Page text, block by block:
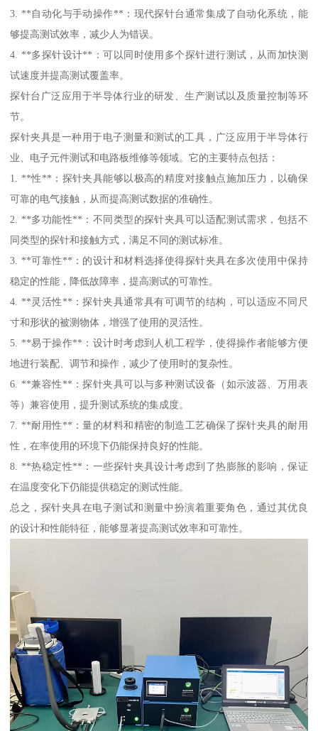
3. **自动化与手动操作**：现代探针台通常集成了自动化系统，能
够提高测试效率，减少人为错误。
4. **多探针设计**：可以同时使用多个探针进行测试，从而加快测
试速度并提高测试覆盖率。
探针台广泛应用于半导体行业的研发、生产测试以及质量控制等环
节。
探针夹具是一种用于电子测量和测试的工具，广泛应用于半导体行
业、电子元件测试和电路板维修等领域。它的主要特点包括：
1. **性**：探针夹具能够以极高的精度对接触点施加压力，以确保
可靠的电气接触，从而提高测试数据的准确性。
2. **多功能性**：不同类型的探针夹具可以适配测试需求，包括不
同类型的探针和接触方式，满足不同的测试标准。
3. **可靠性**：的设计和材料选择使得探针夹具在多次使用中保持
稳定的性能，降低故障率，提高测试的可靠性。
4. **灵活性**：探针夹具通常具有可调节的结构，可以适应不同尺
寸和形状的被测物体，增强了使用的灵活性。
5. **易于操作**：设计时考虑到人机工程学，使得操作者能够方便
地进行装配、调节和操作，减少了使用时的复杂性。
6. **兼容性**：探针夹具可以与多种测试设备（如示波器、万用表
等）兼容使用，提升测试系统的集成度。
7. **耐用性**：量的材料和精密的制造工艺确保了探针夹具的耐用
性，在率使用的环境下仍能保持良好的性能。
8. **热稳定性**：一些探针夹具设计考虑到了热膨胀的影响，保证
在温度变化下仍能提供稳定的测试性能。
总之，探针夹具在电子测试和测量中扮演着重要角色，通过其优良
的设计和性能特征，能够显著提高测试效率和可靠性。